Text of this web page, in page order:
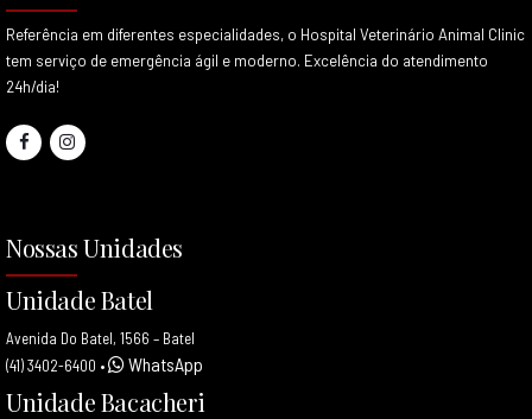
Referência em diferentes especialidades, o Hospital Veterinário Animal Clinic
tem serviço de emergência ágil e moderno. Excelência do atendimento
24h/dia!
Nossas Unidades
Unidade Batel
Avenida Do Batel, 1566 – Batel
(41) 3402-6400 • WhatsApp
Unidade Bacacheri